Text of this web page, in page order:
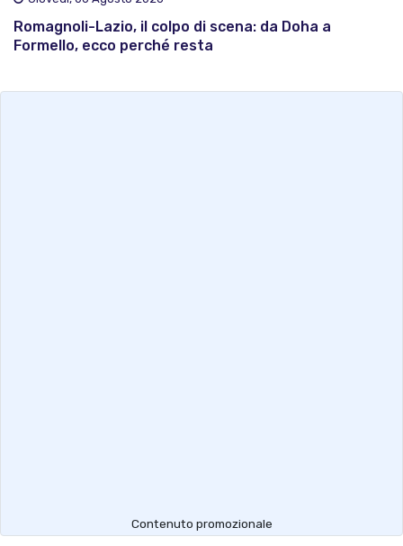
Romagnoli-Lazio, il colpo di scena: da Doha a
Formello, ecco perché resta
Contenuto promozionale